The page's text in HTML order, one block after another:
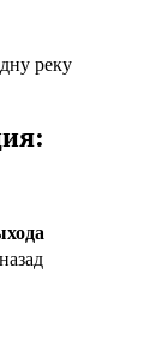
реку